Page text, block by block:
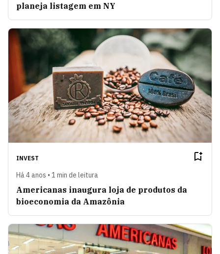
planeja listagem em NY
INVEST
Há 4 anos • 1 min de leitura
Americanas inaugura loja de produtos da
bioeconomia da Amazônia